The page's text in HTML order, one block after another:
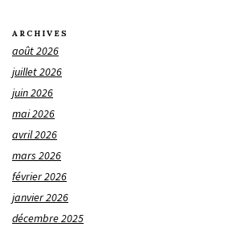
ARCHIVES
août 2026
juillet 2026
juin 2026
mai 2026
avril 2026
mars 2026
février 2026
janvier 2026
décembre 2025